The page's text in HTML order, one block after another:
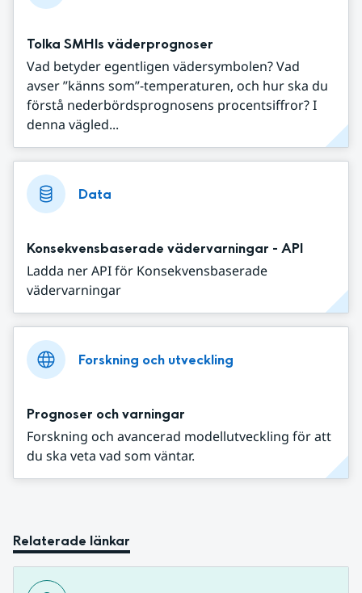
Tolka SMHIs väderprognoser
Vad betyder egentligen vädersymbolen? Vad
avser ”känns som”-temperaturen, och hur ska du
förstå nederbördsprognosens procentsiffror? I
denna vägled...
Data
Konsekvensbaserade vädervarningar - API
Ladda ner API för Konsekvensbaserade
vädervarningar
Forskning och utveckling
Prognoser och varningar
Forskning och avancerad modellutveckling för att
du ska veta vad som väntar.
Relaterade länkar